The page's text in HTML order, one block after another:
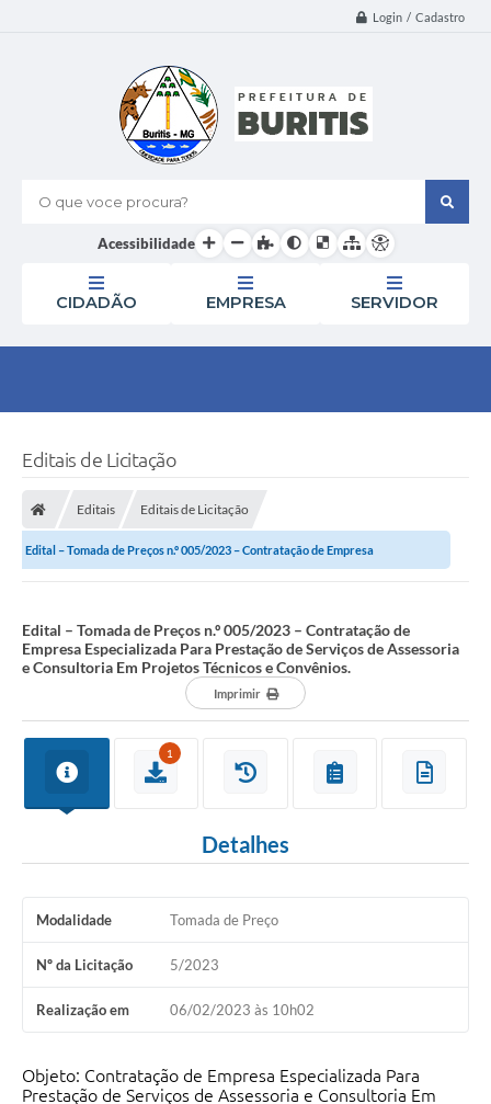
Login / Cadastro
O que voce procura?
Acessibilidade
CIDADÃO EMPRESA SERVIDOR
Editais de Licitação
Editais Editais de Licitação
Edital – Tomada de Preços n.º 005/2023 – Contratação de Empresa
Edital – Tomada de Preços n.º 005/2023 – Contratação de
Empresa Especializada Para Prestação de Serviços de Assessoria
e Consultoria Em Projetos Técnicos e Convênios.
Imprimir
1
Detalhes
Modalidade Tomada de Preço
Nº da Licitação 5/2023
Realização em 06/02/2023 às 10h02
Objeto: Contratação de Empresa Especializada Para
Prestação de Serviços de Assessoria e Consultoria Em